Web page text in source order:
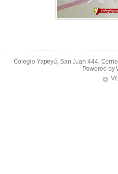
Colegio Yapeyú, San Juan 444,
Powered by